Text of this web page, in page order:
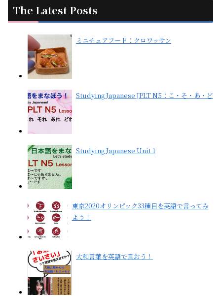
The Latest Posts
ミニチュアフード：クロワッサン
Studying Japanese JPLT N5：こ・そ・あ・ど
Studying Japanese Unit 1
東京2020オリンピック33種目を英語で言ってみ
よう！
大和言葉を英語で言おう！